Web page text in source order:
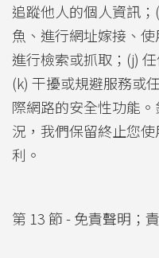
追蹤他人的個人資訊
魚、進行網址嫁接、
進行檢索或抓取；(j)
(k) 干擾或規避服務或
際網路的安全性功能
況，我們保留終止您
利。
第 13 節 - 免責聲明；